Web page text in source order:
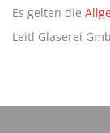
Es gelten die
Leitl Glaserei